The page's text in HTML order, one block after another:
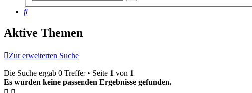
Suche
Aktive Themen
Zur erweiterten Suche
Die Suche ergab 0 Treffer • Seite 1 von 1
Es wurden keine passenden Ergebnisse gefunden.